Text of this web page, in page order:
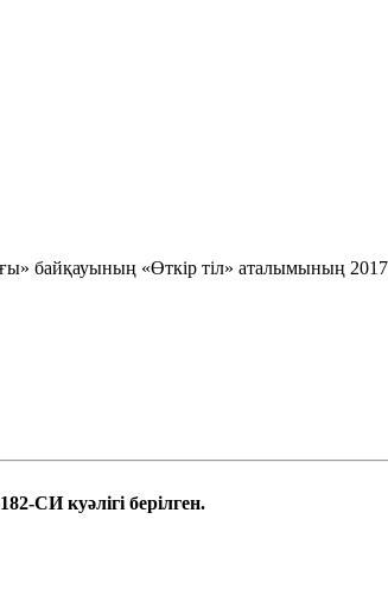
байқауының «Өткір тіл» аталымының
СИ куәлігі берілген.